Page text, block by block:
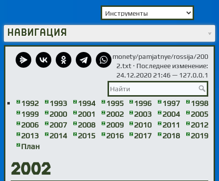
Навигация
monety/pamjatnye/rossija/200
2.txt· Последнее изменение:
24.12.2020 21:46 — 127.0.0.1
1992 1993 1994 1995 1996 1997
1998
1999
2000 2001 2002 2003 2004
2005
2006
2007 2008 2009 2010 2011
2012
2013
2014 2015 2016 2017 2018
2019
План
2002